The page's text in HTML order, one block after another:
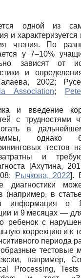
одной из
и
чтения. По
у 7–10%
зависят от
и
2002;
Association;
и введение
с трудностями
в
однако
тестов
и
[Ахутина,
; Рычкова, 2022].
диагностики
(например, в
информация о
и 9 месяцах —
ребенок с
коррекцию и к
периода
тестовые
например,
Processing,